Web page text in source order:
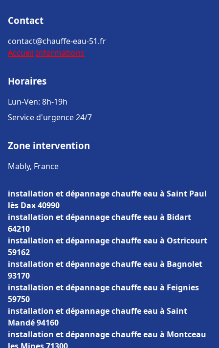
Contact
contact@chauffe-eau-51.fr
Accueil Informations
Horaires
Lun-Ven: 8h-19h
Service d'urgence 24/7
Zone intervention
Mably, France
installation et dépannage chauffe eau à Saint Paul
lès Dax 40990
installation et dépannage chauffe eau à Bidart
64210
installation et dépannage chauffe eau à Ostricourt
59162
installation et dépannage chauffe eau à Bagnolet
93170
installation et dépannage chauffe eau à Feignies
59750
installation et dépannage chauffe eau à Saint
Mandé 94160
installation et dépannage chauffe eau à Montceau